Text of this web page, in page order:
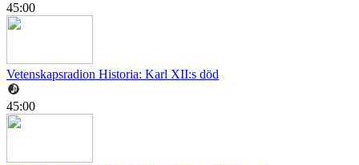
45:00
Vetenskapsradion Historia: Karl XII:s död
45:00